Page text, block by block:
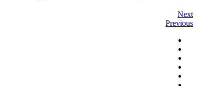
Next
Previous